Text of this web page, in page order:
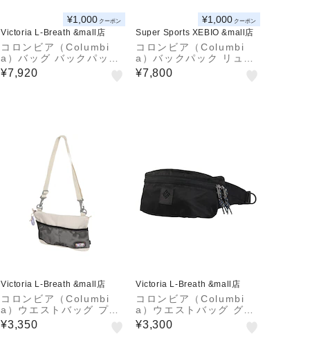
¥1,000 クーポン
Victoria L-Breath &mall店
コロンビア（Columbi
a）バッグ バックパック
リュック パナシーア 25
L PU8665 021
¥7,920
¥1,000 クーポン
Super Sports XEBIO &mall店
コロンビア（Columbi
a）バックパック リュッ
ク 登山 ハイキング キャ
ッスルロック20Lバック
¥7,800
Victoria L-Breath &mall店
コロンビア（Columbi
a）ウエストバッグ プラ
イスストリームサコッシ
ュ PU8700 191
¥3,350
Victoria L-Breath &mall店
コロンビア（Columbi
a）ウエストバッグ グレ
ートスモーキーガーデン
ヒップバッグ PU8733 0
¥3,300